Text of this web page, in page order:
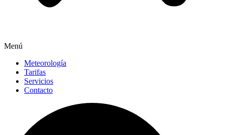
Menú
Meteorología
Tarifas
Servicios
Contacto